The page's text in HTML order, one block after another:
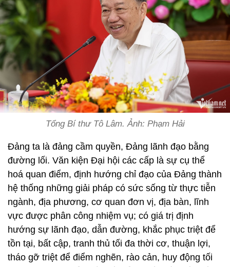
Tổng Bí thư Tô Lâm. Ảnh: Phạm Hải
Đảng ta là đảng cầm quyền, Đảng lãnh đạo bằng
đường lối. Văn kiện Đại hội các cấp là sự cụ thể
hoá quan điểm, định hướng chỉ đạo của Đảng thành
hệ thống những giải pháp có sức sống từ thực tiễn
ngành, địa phương, cơ quan đơn vị, địa bàn, lĩnh
vực được phân công nhiệm vụ; có giá trị định
hướng sự lãnh đạo, dẫn đường, khắc phục triệt để
tồn tại, bất cập, tranh thủ tối đa thời cơ, thuận lợi,
tháo gỡ triệt để điểm nghẽn, rào cản, huy động tối